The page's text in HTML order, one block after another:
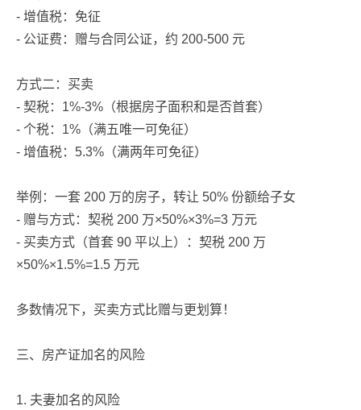
- 增值税：免征
- 公证费：赠与合同公证，约 200-500 元
方式二：买卖
- 契税：1%-3%（根据房子面积和是否首套）
- 个税：1%（满五唯一可免征）
- 增值税：5.3%（满两年可免征）
举例：一套 200 万的房子，转让 50% 份额给子女
- 赠与方式：契税 200 万×50%×3%=3 万元
- 买卖方式（首套 90 平以上）：契税 200 万
×50%×1.5%=1.5 万元
多数情况下，买卖方式比赠与更划算！
三、房产证加名的风险
1. 夫妻加名的风险